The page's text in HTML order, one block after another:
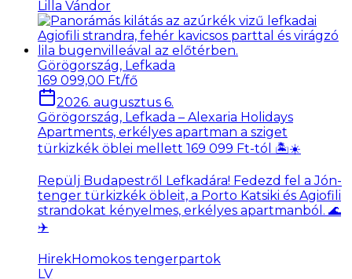
Lilla Vándor
Görögország, Lefkada
169 099,00 Ft/fő
2026. augusztus 6.
Görögország, Lefkada – Alexaria Holidays
Apartments, erkélyes apartman a sziget
türkizkék öblei mellett 169 099 Ft-tól 🏝️☀️
Repülj Budapestről Lefkadára! Fedezd fel a Jón-
tenger türkizkék öbleit, a Porto Katsiki és Agiofili
strandokat kényelmes, erkélyes apartmanból. 🌊
✈️
HirekHomokos tengerpartok
LV